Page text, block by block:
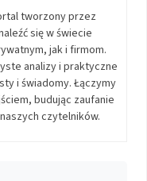
tworzony przez
się w świecie
jak i firmom.
analizy i praktyczne
i świadomy. Łączymy
budując zaufanie
czytelników.